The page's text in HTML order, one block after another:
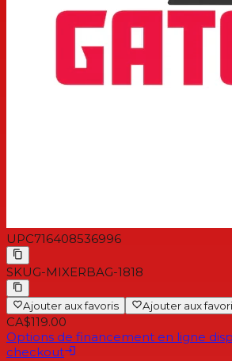
UPC716408536996
SKUG-MIXERBAG-1818
Ajouter aux favoris Ajouter aux
CA$119.00
Options de financement en ligne
checkout